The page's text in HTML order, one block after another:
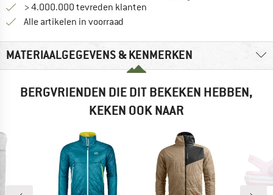
> 4.000.000 tevreden klanten
Alle artikelen in voorraad
MATERIAALGEGEVENS & KENMERKEN
BERGVRIENDEN DIE DIT BEKEKEN HEBBEN,
KEKEN OOK NAAR